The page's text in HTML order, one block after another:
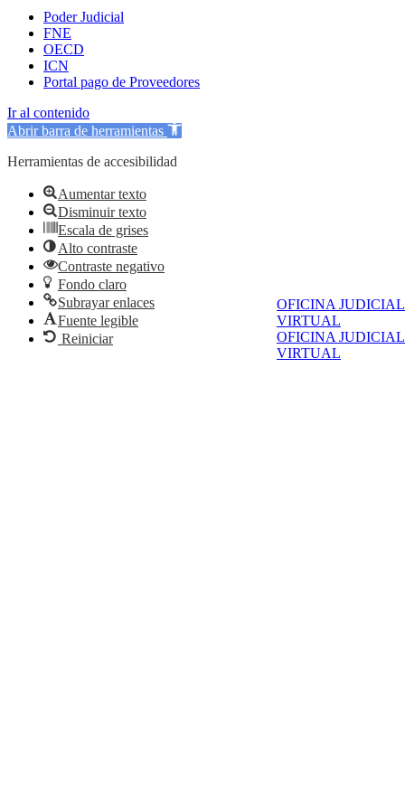
OFICINA JUDICIAL
VIRTUAL
OFICINA JUDICIAL
VIRTUAL
Poder Judicial
FNE
OECD
ICN
Portal pago de Proveedores
Ir al contenido
Abrir barra de herramientas
Herramientas de accesibilidad
Aumentar texto
Disminuir texto
Escala de grises
Alto contraste
Contraste negativo
Fondo claro
Subrayar enlaces
Fuente legible
Reiniciar